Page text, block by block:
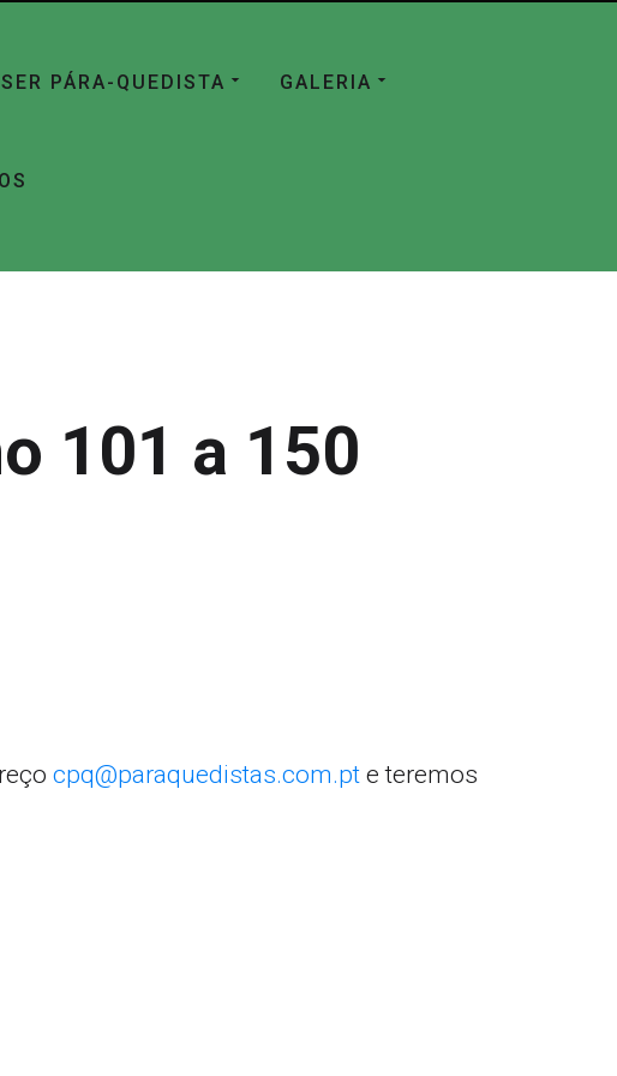
PÁRA-QUEDISTA GALERIA
101 a 150
cpq@paraquedistas.com.pt e teremos